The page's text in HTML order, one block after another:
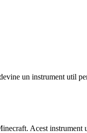
un instrument util
Acest instrument